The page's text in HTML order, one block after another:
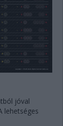
jóval
lehetséges